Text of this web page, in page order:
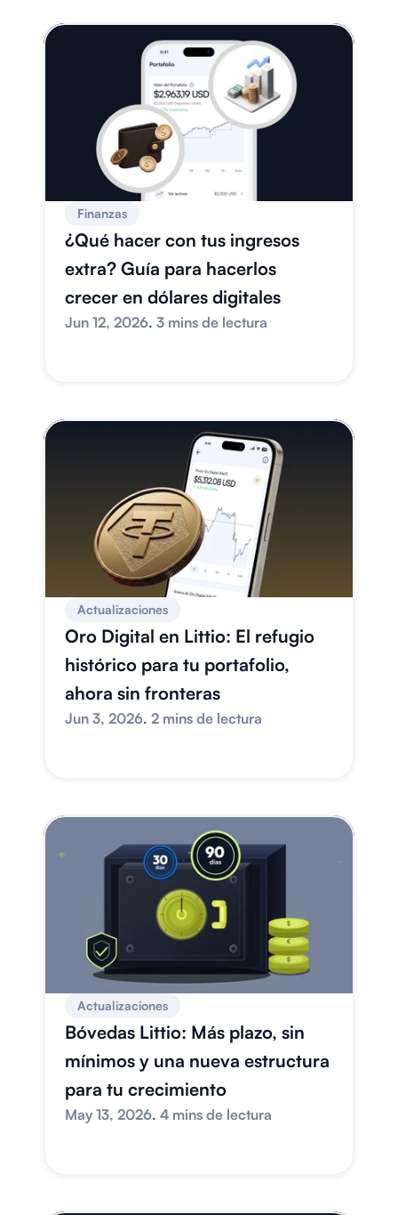
Finanzas
¿Qué hacer con tus ingresos
extra? Guía para hacerlos
crecer en dólares digitales
Jun 12, 2026. 3 mins de lectura
Actualizaciones
Oro Digital en Littio: El refugio
histórico para tu portafolio,
ahora sin fronteras
Jun 3, 2026. 2 mins de lectura
Actualizaciones
Bóvedas Littio: Más plazo, sin
mínimos y una nueva estructura
para tu crecimiento
May 13, 2026. 4 mins de lectura